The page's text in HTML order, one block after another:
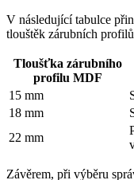
V následující tabulce
tlouštěk zárubních
Tloušťka zárubního
profilu MDF
15 mm
18 mm
22 mm
Závěrem, při výběru